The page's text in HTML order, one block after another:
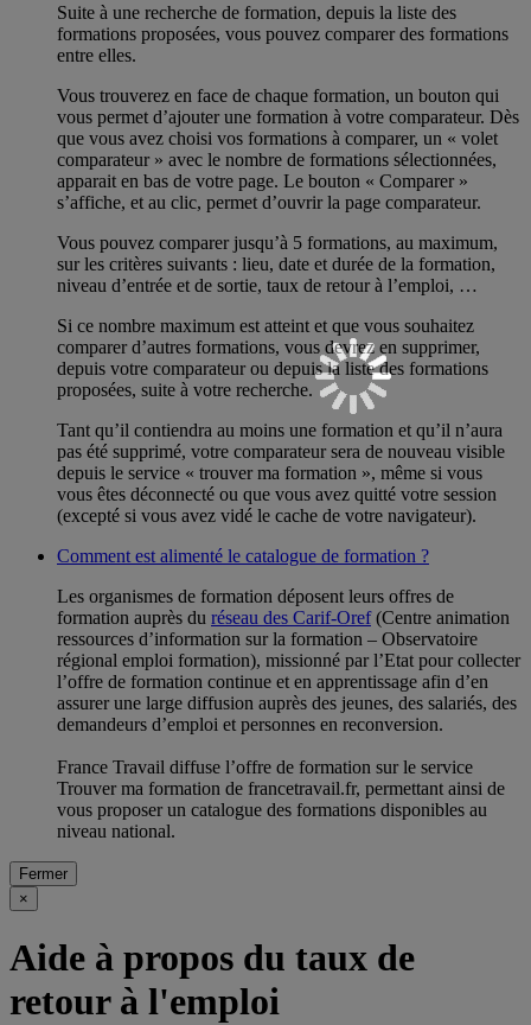
Suite à une recherche de formation, depuis la liste des
formations proposées, vous pouvez comparer des formations
entre elles.
Vous trouverez en face de chaque formation, un bouton qui
vous permet d’ajouter une formation à votre comparateur. Dès
que vous avez choisi vos formations à comparer, un « volet
comparateur » avec le nombre de formations sélectionnées,
apparait en bas de votre page. Le bouton « Comparer »
s’affiche, et au clic, permet d’ouvrir la page comparateur.
Vous pouvez comparer jusqu’à 5 formations, au maximum,
sur les critères suivants : lieu, date et durée de la formation,
niveau d’entrée et de sortie, taux de retour à l’emploi, …
Si ce nombre maximum est atteint et que vous souhaitez
comparer d’autres formations, vous devrez en supprimer,
depuis votre comparateur ou depuis la liste des formations
proposées, suite à votre recherche.
Tant qu’il contiendra au moins une formation et qu’il n’aura
pas été supprimé, votre comparateur sera de nouveau visible
depuis le service « trouver ma formation », même si vous
vous êtes déconnecté ou que vous avez quitté votre session
(excepté si vous avez vidé le cache de votre navigateur).
Comment est alimenté le catalogue de formation ?
Les organismes de formation déposent leurs offres de
formation auprès du réseau des Carif-Oref(Centre animation
ressources d’information sur la formation – Observatoire
régional emploi formation), missionné par l’Etat pour collecter
l’offre de formation continue et en apprentissage afin d’en
assurer une large diffusion auprès des jeunes, des salariés, des
demandeurs d’emploi et personnes en reconversion.
France Travail diffuse l’offre de formation sur le service
Trouver ma formation de francetravail.fr, permettant ainsi de
vous proposer un catalogue des formations disponibles au
niveau national.
Fermer
×
Aide à propos du taux de
retour à l'emploi